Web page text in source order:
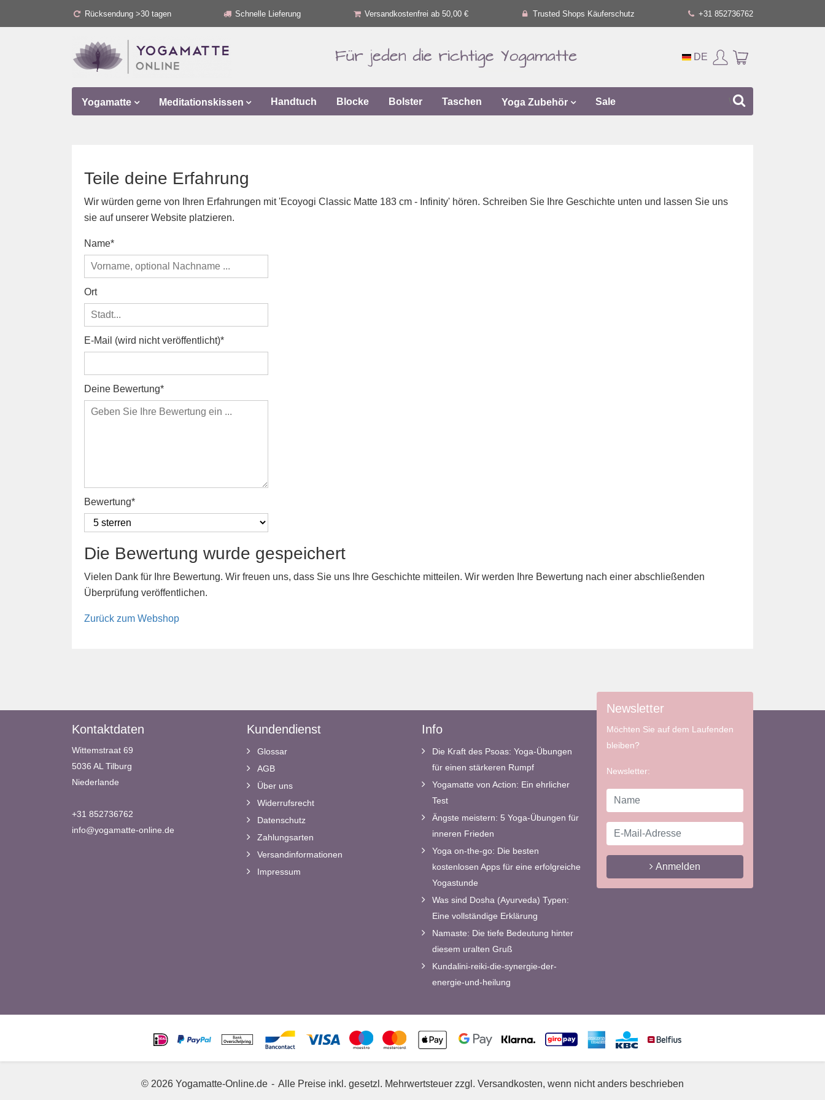
Rücksendung >30 tagen Schnelle Lieferung Versandkostenfrei ab 50,00 € Trusted Shops Käuferschutz +31 852736762
DE
Yogamatte Meditationskissen Handtuch Blocke Bolster Taschen Yoga Zubehör Sale
Teile deine Erfahrung
Wir würden gerne von Ihren Erfahrungen mit 'Ecoyogi Classic Matte 183 cm - Infinity' hören. Schreiben Sie Ihre Geschichte unten und lassen Sie uns
sie auf unserer Website platzieren.
Name
Ort
E-Mail (wird nicht veröffentlicht)
Deine Bewertung
Bewertung
Die Bewertung wurde gespeichert
Vielen Dank für Ihre Bewertung. Wir freuen uns, dass Sie uns Ihre Geschichte mitteilen. Wir werden Ihre Bewertung nach einer abschließenden
Überprüfung veröffentlichen.
Zurück zum Webshop
Kontaktdaten
Wittemstraat 69
5036 AL Tilburg
Niederlande
+31 852736762
info@yogamatte-online.de
Kundendienst
Glossar
AGB
Über uns
Widerrufsrecht
Datenschutz
Zahlungsarten
Versandinformationen
Impressum
Info
Die Kraft des Psoas: Yoga-Übungen
für einen stärkeren Rumpf
Yogamatte von Action: Ein ehrlicher
Test
Ängste meistern: 5 Yoga-Übungen für
inneren Frieden
Yoga on-the-go: Die besten
kostenlosen Apps für eine erfolgreiche
Yogastunde
Was sind Dosha (Ayurveda) Typen:
Eine vollständige Erklärung
Namaste: Die tiefe Bedeutung hinter
diesem uralten Gruß
Kundalini-reiki-die-synergie-der-
energie-und-heilung
Newsletter
Möchten Sie auf dem Laufenden
bleiben?
Newsletter:
Anmelden
© 2026 Yogamatte-Online.de Alle Preise inkl. gesetzl. Mehrwertsteuer zzgl. Versandkosten, wenn nicht anders beschrieben